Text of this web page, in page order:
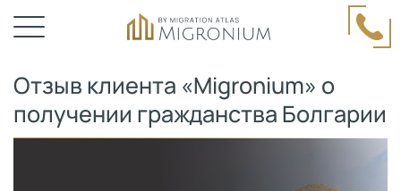
Отзыв клиента «Migronium» о
получении гражданства Болгарии